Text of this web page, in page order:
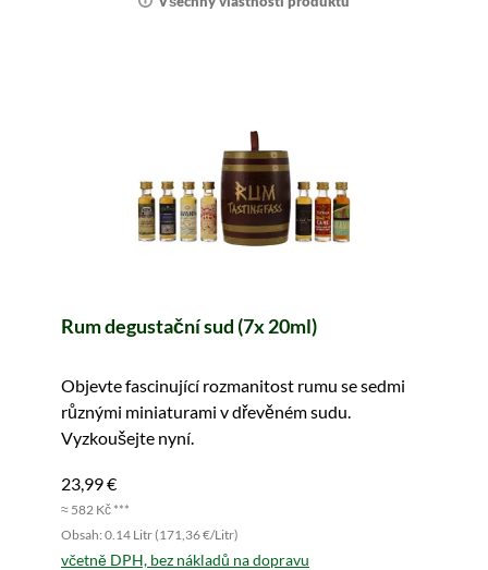
Rum degustační sud (7x 20ml)
Objevte fascinující rozmanitost rumu se sedmi
různými miniaturami v dřevěném sudu.
Vyzkoušejte nyní.
23,99 €
≈ 582 Kč ***
Obsah: 0.14 Litr (171,36 €/Litr)
včetně DPH, bez nákladů na dopravu